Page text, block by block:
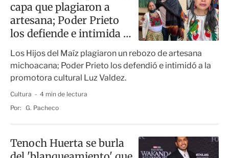
capa que plagiaron a
artesana; Poder Prieto
los defiende e intimida a
promotora
Los Hijos del Maíz plagiaron un rebozo de artesana
michoacana; Poder Prieto los defendió e intimidó a la
promotora cultural Luz Valdez.
Cultura
4 min de lectura
Por: G. Pacheco
Tenoch Huerta se burla